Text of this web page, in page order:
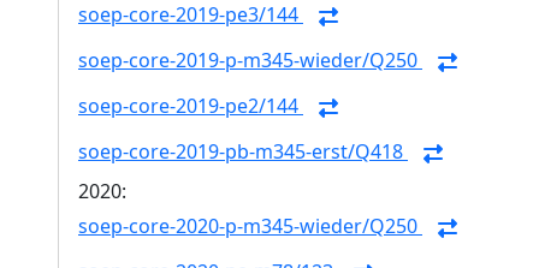
soep-core-2019-pe3/144
soep-core-2019-p-m345-wieder/Q250
soep-core-2019-pe2/144
soep-core-2019-pb-m345-erst/Q418
2020:
soep-core-2020-p-m345-wieder/Q250